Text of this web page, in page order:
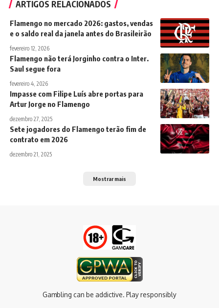
ARTIGOS RELACIONADOS
Flamengo no mercado 2026: gastos, vendas
e o saldo real da janela antes do Brasileirão
fevereiro 12, 2026
Flamengo não terá Jorginho contra o Inter.
Saul segue fora
fevereiro 4, 2026
Impasse com Filipe Luís abre portas para
Artur Jorge no Flamengo
dezembro 27, 2025
Sete jogadores do Flamengo terão fim de
contrato em 2026
dezembro 21, 2025
Mostrar mais
Gambling can be addictive. Play responsibly